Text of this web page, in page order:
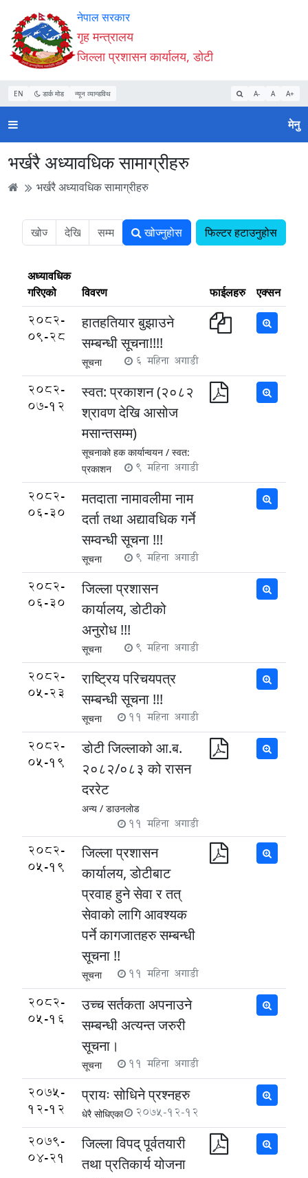
Accessibility
Mode
सुरु
गर्नुहोस्
सामाग्री
पढ्नुहाेस्
नेभिगेसन
पढ्नुहाेस्
वेबसाइट
खोजमा
जानुहोस्
नेपाल सरकार
गृह मन्त्रालय
जिल्ला प्रशासन कार्यालय, डोटी
EN डार्क मोड न्यून व्यान्डविथ A- A A+
मेनु
भर्खरै अध्यावधिक सामाग्रीहरु
भर्खरै अध्यावधिक सामाग्रीहरु
खोज्नुहोस फिल्टर हटाउनुहोस
अध्यावधिक
गरिएको
विवरण फाईलहरु एक्सन
2082-
09-28
हातहतियार बुझाउने
सम्बन्धी सूचना!!!!
सूचना 6 महिना अगाडी
2082-
07-12
स्वत: प्रकाशन (२०८२
श्रावण देखि आसोज
मसान्तसम्म)
सूचनाको हक कार्यान्वयन / स्वत:
प्रकाशन
9 महिना अगाडी
2082-
06-30
मतदाता नामावलीमा नाम
दर्ता तथा अद्यावधिक गर्ने
सम्वन्धी सूचना !!!
सूचना 9 महिना अगाडी
2082-
06-30
जिल्ला प्रशासन
कार्यालय, डोटीको
अनुरोध !!!
सूचना 9 महिना अगाडी
2082-
05-23
राष्ट्रिय परिचयपत्र
सम्बन्धी सूचना !!!
सूचना 11 महिना अगाडी
2082-
05-19
डोटी जिल्लाको आ.ब.
२०८२/०८३ को रासन
दररेट
अन्य / डाउनलाेड
11 महिना अगाडी
2082-
05-19
जिल्ला प्रशासन
कार्यालय, डोटीबाट
प्रवाह हुने सेवा र तत्
सेवाको लागि आवश्यक
पर्ने कागजातहरु सम्बन्धी
सूचना !!
सूचना 11 महिना अगाडी
2082-
05-16
उच्च सर्तकता अपनाउने
सम्बन्धी अत्यन्त जरुरी
सूचना।
सूचना 11 महिना अगाडी
2075-
12-12
प्रायः सोधिने प्रश्नहरु
धेरै सोधिएका 2075-12-12
2079-
04-21
जिल्ला विपद् पूर्वतयारी
तथा प्रतिकार्य योजना